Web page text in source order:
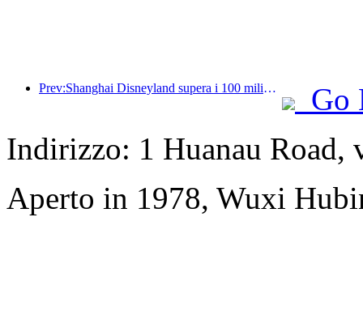
Prev:Shanghai Disneyland supera i 100 milioni di visitatori e si espanderà con un quarto hotel a tema.
Go
Indirizzo: 1 Huanau Road,
Aperto in 1978, Wuxi